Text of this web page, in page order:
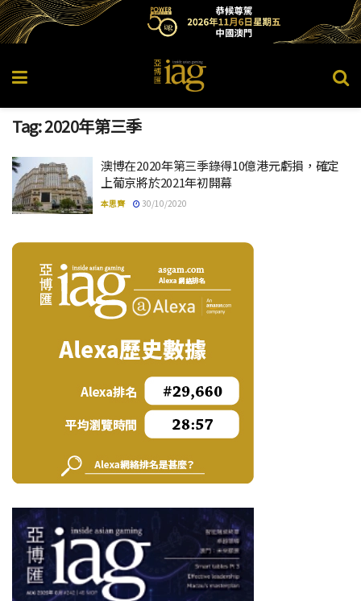
Tag:2020年第三季
澳博在2020年第三季錄得10億港元虧損，確定
上葡京將於2021年初開幕
本思齊 30/10/2020